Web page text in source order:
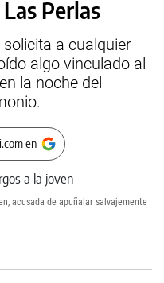
Perlas
a cualquier
algo vinculado al
la noche del
en
acusada de apuñalar salvajemente